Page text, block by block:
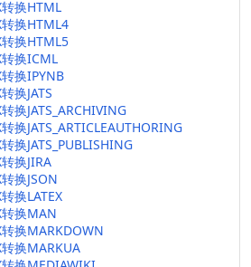
换HTML
换HTML4
换HTML5
换ICML
换IPYNB
换JATS
换JATS_ARCHIVING
换JATS_ARTICLEAUTHORING
换JATS_PUBLISHING
换JIRA
换JSON
换LATEX
换MAN
换MARKDOWN
换MARKUA